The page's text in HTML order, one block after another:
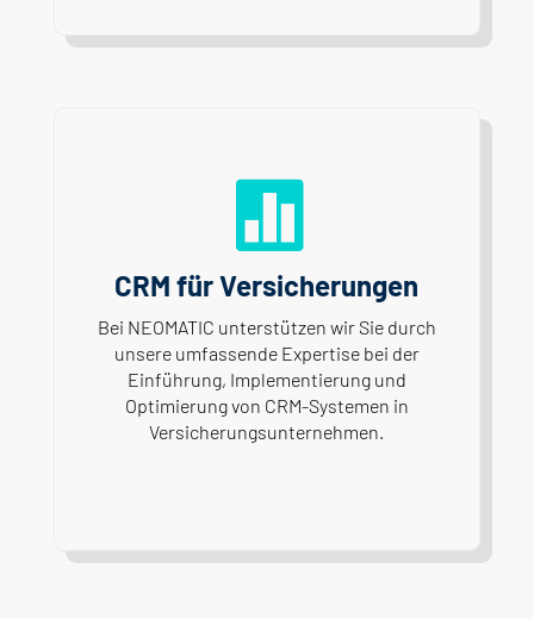

CRM für Versicherungen
Bei NEOMATIC unterstützen wir Sie durch
unsere umfassende Expertise bei der
Einführung, Implementierung und
Optimierung von CRM-Systemen in
Versicherungsunternehmen.